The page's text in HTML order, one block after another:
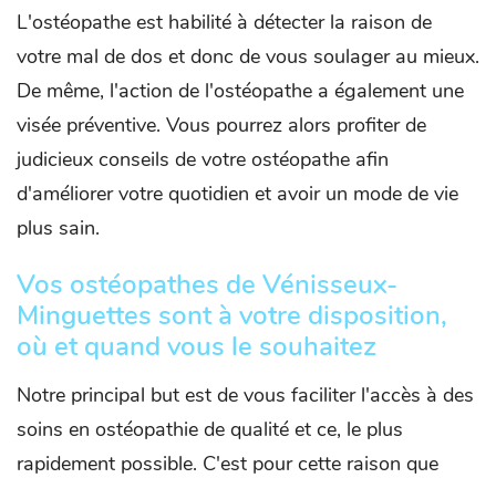
L'ostéopathe est habilité à détecter la raison de
votre mal de dos et donc de vous soulager au mieux.
De même, l'action de l'ostéopathe a également une
visée préventive. Vous pourrez alors profiter de
judicieux conseils de votre ostéopathe afin
d'améliorer votre quotidien et avoir un mode de vie
plus sain.
Vos ostéopathes de Vénisseux-
Minguettes sont à votre disposition,
où et quand vous le souhaitez
Notre principal but est de vous faciliter l'accès à des
soins en ostéopathie de qualité et ce, le plus
rapidement possible. C'est pour cette raison que